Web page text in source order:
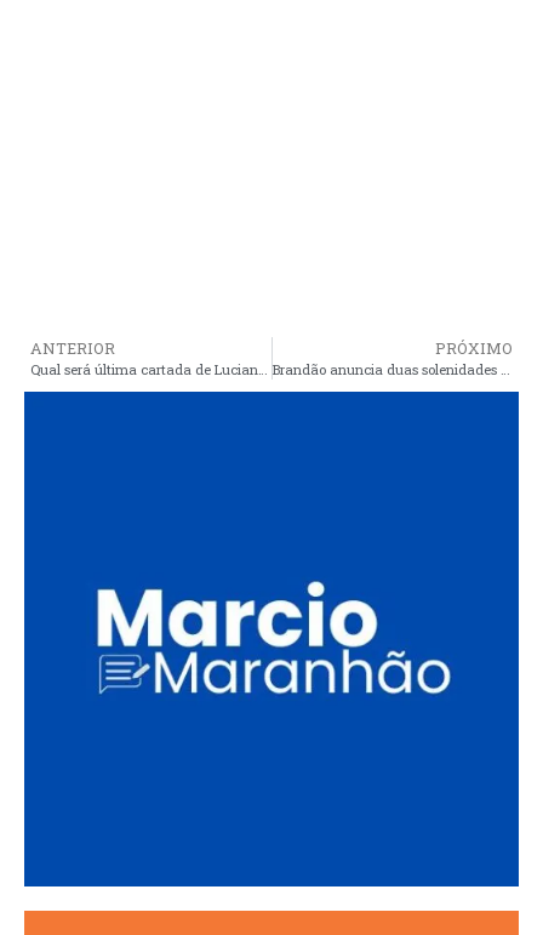
ANTERIOR
Qual será última cartada de Luciana e Luizão para manter a presidência da Câmara de Vereadores de Araioses?
PRÓXIMO
Brandão anuncia duas solenidades para sua recondução ao cargo